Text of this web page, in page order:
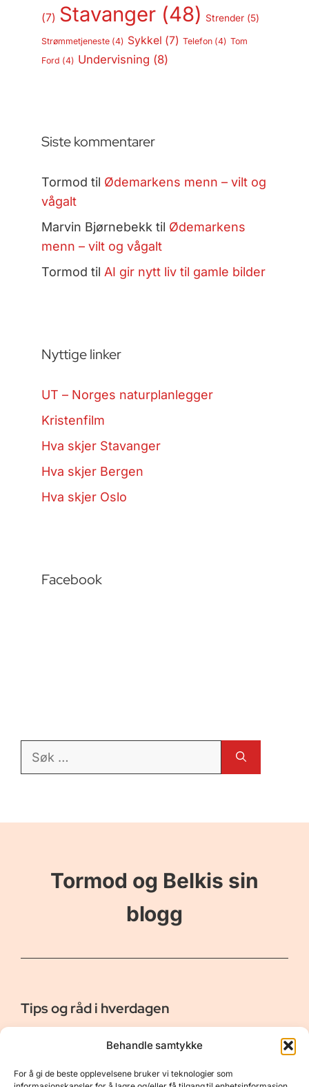
Behandle samtykke
For å gi de beste opplevelsene bruker vi teknologier som
(7) Stavanger(48) Strender(5)
Strømmetjeneste(4) Sykkel (7) Telefon(4) Tom
Ford (4) Undervisning (8)
Siste kommentarer
Tormod til Ødemarkens menn – vilt og
vågalt
Marvin Bjørnebekk til Ødemarkens
menn – vilt og vågalt
Tormod til AI gir nytt liv til gamle bilder
Nyttige linker
UT – Norges naturplanlegger
Kristenfilm
Hva skjer Stavanger
Hva skjer Bergen
Hva skjer Oslo
Facebook
Søk
Tormod og Belkis sin
blogg
Tips og råd i hverdagen
Er vår bloggside hvor vi ønsker å dele våre opplevelser og
gi deg råd og tips innen reiser, hotell - og restauranter,
naturopplevelser, personlig pleie, data, film og bøker m.m.
Nyttige Linker Resurser